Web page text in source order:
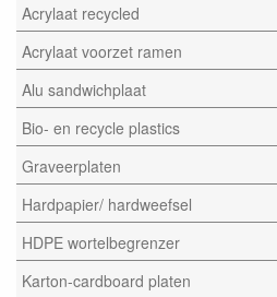
Acrylaat recycled
Acrylaat voorzet ramen
Alu sandwichplaat
Bio- en recycle plastics
Graveerplaten
Hardpapier/ hardweefsel
HDPE wortelbegrenzer
Karton-cardboard platen